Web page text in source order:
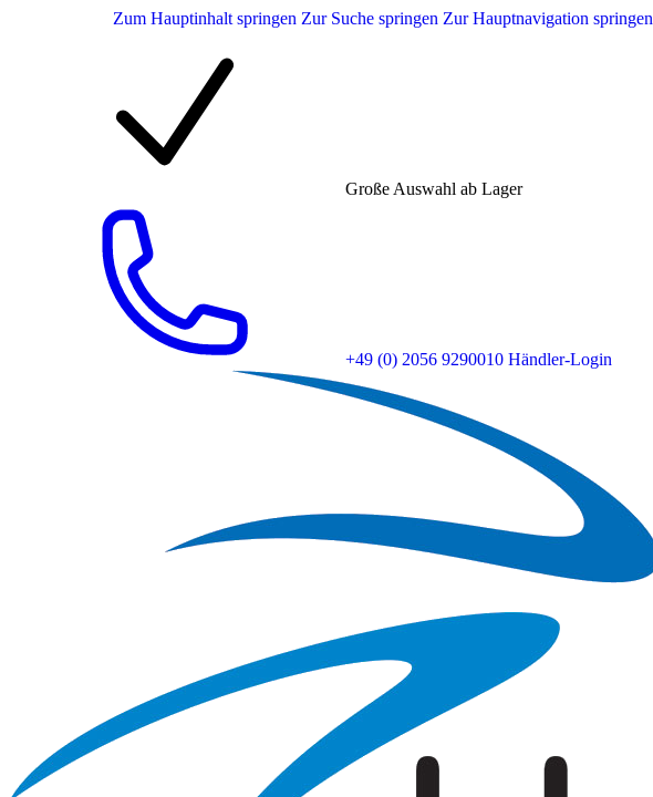
Zum Hauptinhalt springen Zur Suche springen Zur Hauptnavigation springen
Große Auswahl ab Lager
+49 (0) 2056 9290010 Händler-Login